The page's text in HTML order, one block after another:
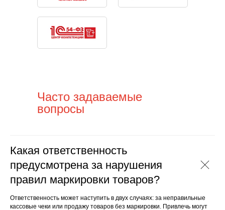
Часто задаваемые
вопросы
Какая ответственность
предусмотрена за нарушения
правил маркировки товаров?
Ответственность может наступить в двух случаях: за неправильные
кассовые чеки или продажу товаров без маркировки. Привлечь могут